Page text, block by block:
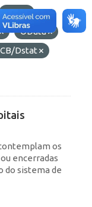
RDE
OData
Dstat
os
encerradas
do sistema de